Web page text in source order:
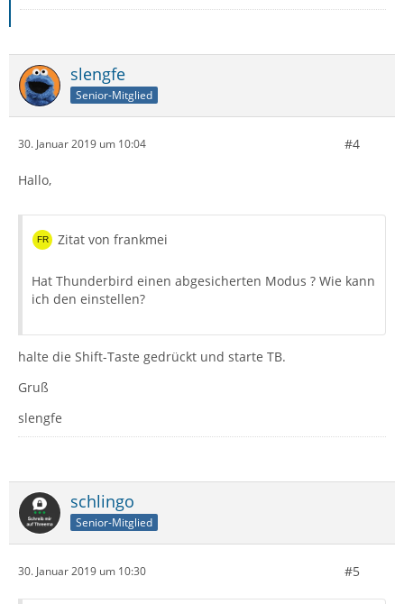
slengfe
Senior-Mitglied
30. Januar 2019 um 10:04 #4
Hallo,
Zitat von frankmei
Hat Thunderbird einen abgesicherten Modus ? Wie kann
ich den einstellen?
halte die Shift-Taste gedrückt und starte TB.
Gruß
slengfe
schlingo
Senior-Mitglied
30. Januar 2019 um 10:30 #5